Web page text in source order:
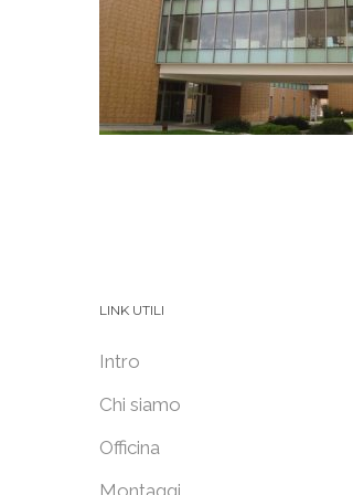
LINK UTILI
Intro
Chi siamo
Officina
Montaggi